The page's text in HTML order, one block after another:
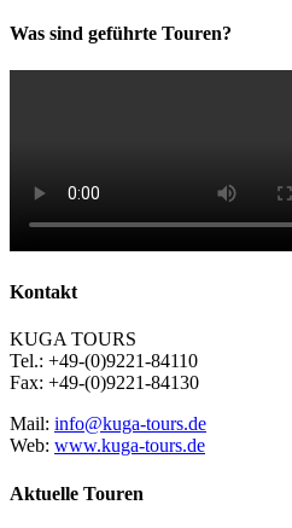
Was sind geführte Touren?
Kontakt
KUGA TOURS
Tel.: +49-(0)9221-84110
Fax: +49-(0)9221-84130
Mail: info@kuga-tours.de
Web: www.kuga-tours.de
Aktuelle Touren